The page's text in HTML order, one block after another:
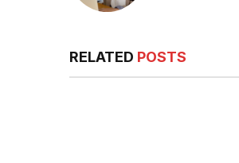
RELATED POSTS